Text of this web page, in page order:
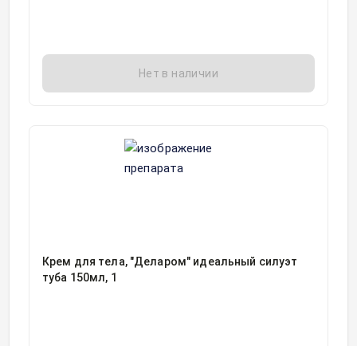
Нет в наличии
Крем для тела, "Деларом" идеальный силуэт
туба 150мл, 1